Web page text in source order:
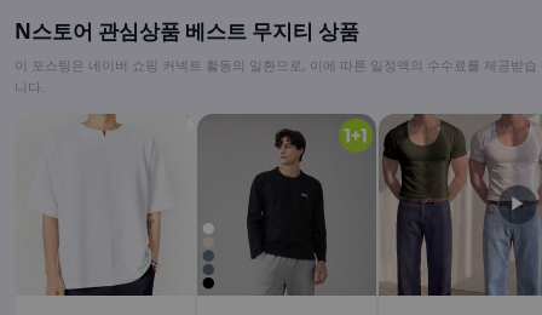
N스토어 관심상품 베스트 무지티 상품
이 포스팅은 네이버 쇼핑 커넥트 활동의 일환으로, 이에 따른 일정액의 수수료를 제공받습
니다.
▶